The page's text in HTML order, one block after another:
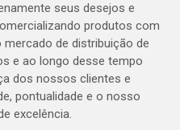
seus desejos e
produtos com
mercado de distribuição de
e ao longo desse tempo
dos nossos clientes e
pontualidade e o nosso
excelência.